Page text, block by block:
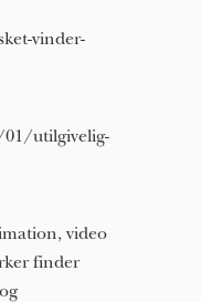
vinder-
utilgivelig-
video
finder